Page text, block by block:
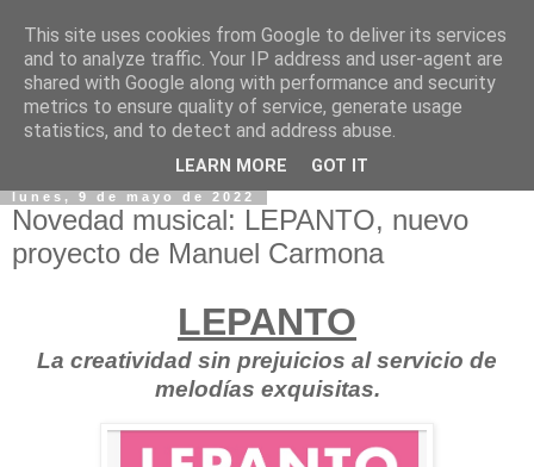
lunes, 9 de mayo de 2022
Novedad musical: LEPANTO, nuevo
proyecto de Manuel Carmona
LEPANTO
La creatividad sin prejuicios al servicio de
melodías exquisitas.
This site uses cookies from Google to deliver its services
and to analyze traffic. Your IP address and user-agent are
shared with Google along with performance and security
metrics to ensure quality of service, generate usage
statistics, and to detect and address abuse.
LEARN MORE GOT IT